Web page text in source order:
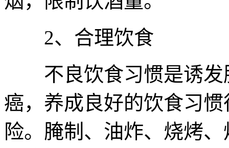
2、合理饮食
不良饮食习惯是诱发
癌，养成良好的饮食习
险。腌制、油炸、烧烤